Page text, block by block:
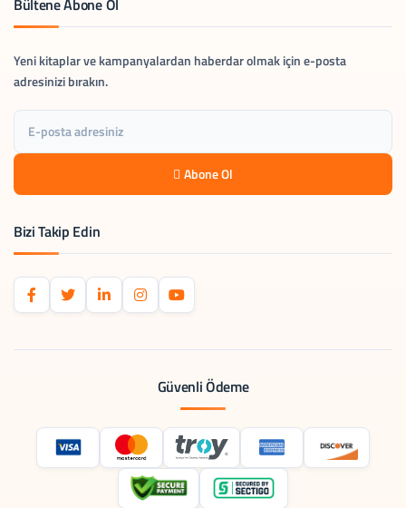
Yeni kitaplar ve kampanyalardan haberdar olmak için e-posta
adresinizi bırakın.
Abone Ol
Bizi Takip Edin
Güvenli Ödeme